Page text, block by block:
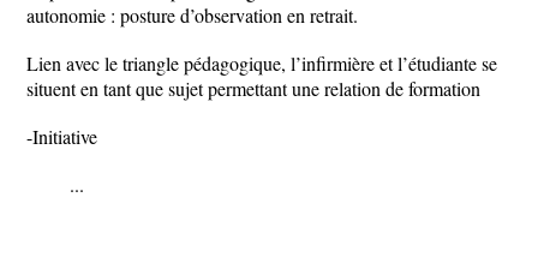
autonomie : posture d’observation en retrait.
Lien avec le triangle pédagogique, l’infirmière et l’étudiante se
situent en tant que sujet permettant une relation de formation
-Initiative
...